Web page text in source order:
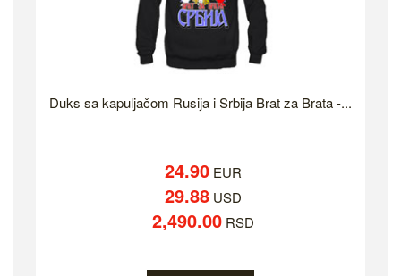
Duks sa kapuljačom Rusija i Srbija Brat za Brata -...
24.90EUR
29.88USD
2,490.00RSD